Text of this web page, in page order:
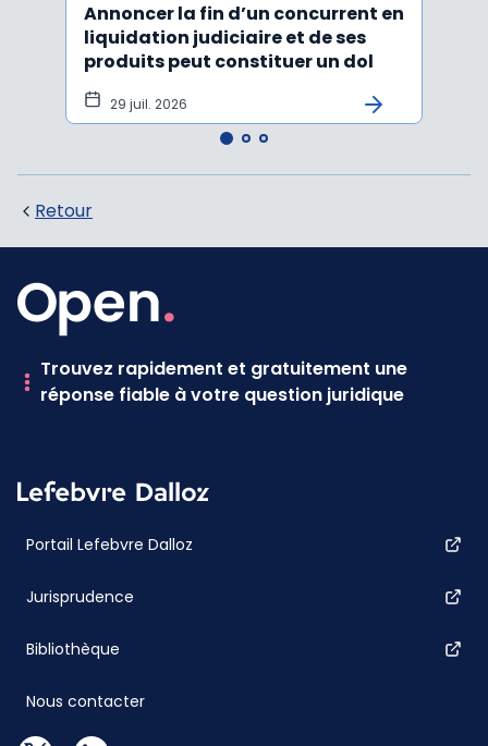
Annoncer la fin d’un concurrent en
liquidation judiciaire et de ses
produits peut constituer un dol
29 juil. 2026
Retour
Trouvez rapidement et gratuitement une
réponse fiable à votre question juridique
Portail Lefebvre Dalloz
Jurisprudence
Bibliothèque
Nous contacter